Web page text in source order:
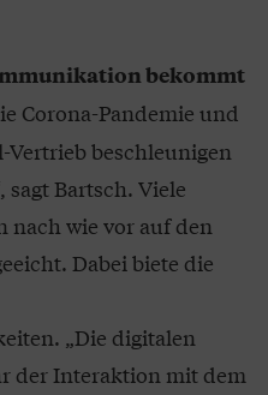
bekommt
Corona-Pandemie und
beschleunigen
Bartsch. Viele
nach wie vor auf den
Dabei biete die
„Die digitalen
der Interaktion mit dem